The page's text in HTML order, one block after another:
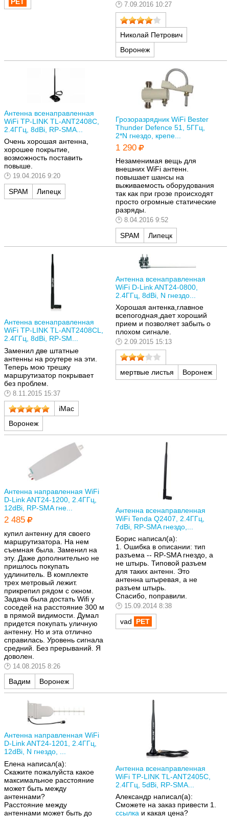
7.09.2016 10:27
Николай Петрович
Воронеж
Антенна всенаправленная
WiFi TP-LINK TL-ANT2408C,
2.4ГГц, 8dBi, RP-SMA...
Очень хорошая антенна,
хорошее покрытие,
возможность поставить
повыше.
19.04.2016 9:20
SPAM Липецк
Грозоразрядник WiFi Bester
Thunder Defence 51, 5ГГц,
2*N гнездо, крепе...
1 290
Незаменимая вещь для
внешних WiFi антенн.
повышает шансы на
выживаемость оборудования
так как при грозе происходят
просто огромные статические
разряды.
8.04.2016 9:52
SPAM Липецк
Антенна всенаправленная
WiFi TP-LINK TL-ANT2408CL,
2.4ГГц, 8dBi, RP-SM...
Заменил две штатные
антенны на роутере на эти.
Теперь мою трешку
маршрутизатор покрывает
без проблем.
8.11.2015 15:37
iMac
Воронеж
Антенна всенаправленная
WiFi D-Link ANT24-0800,
2.4ГГц, 8dBi, N гнездо...
Хорошая антенка,главное
всепогодная,дает хороший
прием и позволяет забыть о
плохом сигнале.
2.09.2015 15:13
мертвые листья Воронеж
Антенна направленная WiFi
D-Link ANT24-1200, 2.4ГГц,
12dBi, RP-SMA гне...
2 485
купил антенну для своего
маршрутизатора. На нем
съемная была. Заменил на
эту. Даже дополнительно не
пришлось покупать
удлинитель. В комплекте
трех метровый лежит.
прикрепил рядом с окном.
Задача была достать Wifi у
соседей на расстояние 300 м
в прямой видимости. Думал
придется покупать уличную
антенну. Но и эта отлично
справилась. Уровень сигнала
средний. Без прерываний. Я
доволен.
14.08.2015 8:26
Вадим Воронеж
Антенна всенаправленная
WiFi Tenda Q2407, 2.4ГГц,
7dBi, RP-SMA гнездо,...
Борис написал(а):
1. Ошибка в описании: тип
разъема -- RP-SMA гнездо, а
не штырь. Типовой разъем
для таких антенн. Это
антенна штыревая, а не
разъем штырь.
Спасибо, поправили.
15.09.2014 8:38
vad
Антенна направленная WiFi
D-Link ANT24-1201, 2.4ГГц,
12dBi, N гнездо, ...
Елена написал(а):
Скажите пожалуйста какое
максимальное расстояние
может быть между
антеннами?
Расстояние между
антеннами может быть до
Антенна всенаправленная
WiFi TP-LINK TL-ANT2405C,
2.4ГГц, 5dBi, RP-SMA...
Александр написал(а):
Сможете на заказ привести 1.
ссылка и какая цена?